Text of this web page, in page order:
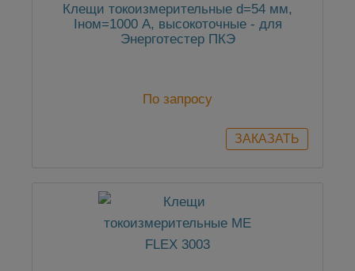
Клещи токоизмерительные d=54 мм,
Iном=1000 А, высокоточные - для
Энерготестер ПКЭ
По запросу